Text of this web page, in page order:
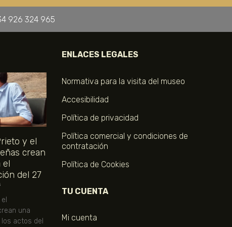
926 324 965
y el
crean
el
del 27
una
actos del
ENLACES LEGALES
Normativa para la visita del museo
Accesibilidad
Política de privacidad
Política comercial y condiciones de
contratación
Política de Cookies
TU CUENTA
Mi cuenta